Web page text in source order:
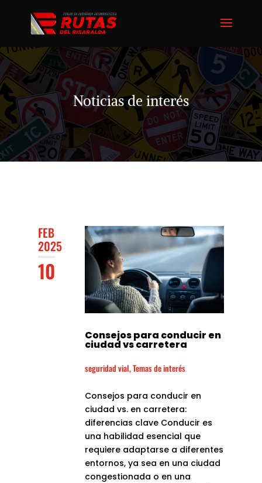
Noticias de interés
FEB
2025
10
Consejos para conducir en
ciudad vs carretera
seguridad vial,Temas de interés
Consejos para conducir en
ciudad vs. en carretera:
diferencias clave Conducir es
una habilidad esencial que
requiere adaptarse a diferentes
entornos, ya sea en una ciudad
congestionada o en una